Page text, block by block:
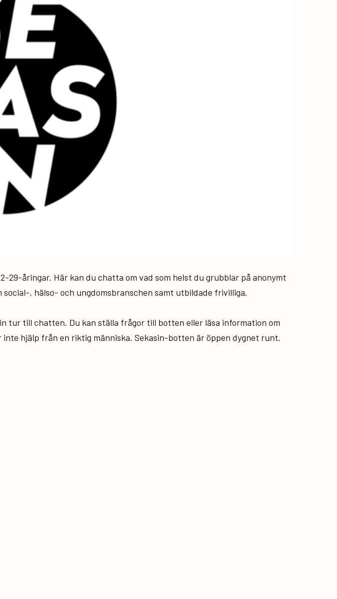
åringar. Här kan du chatta om vad som helst du grubblar på anonymt
, hälso- och ungdomsbranschen samt utbildade frivilliga.
tur till chatten. Du kan ställa frågor till botten eller läsa information om
hjälp från en riktig människa. Sekasin-botten är öppen dygnet runt.